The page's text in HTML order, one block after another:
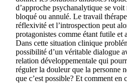
d’approche psychanalytique se voit
bloqué ou annulé. Le travail
réflexivité et l’introspection peut
protagonistes comme étant futile et
Dans cette situation clinique
possibilité d’un véritable dialogue
relation développementale qui
réguler la douleur que la personne
que c’est possible? Et comment en